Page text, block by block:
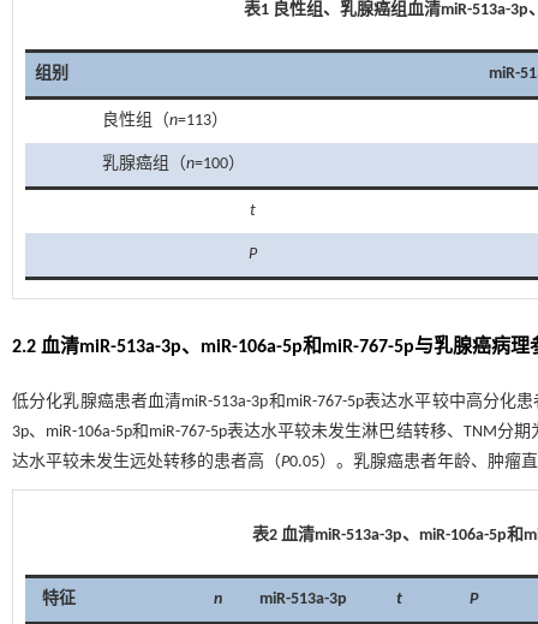
表1 良性组、乳腺癌组血清miR-513a-3p
组别 miR-
良性组（n=113）
乳腺癌组（n=100）
t
P
2.2 血清miR-513a-3p、miR-106a-5p和miR-767-5p与乳腺癌病
低分化乳腺癌患者血清miR-513a-3p和miR-767-5p表达水平较中高分化
3p、miR-106a-5p和miR-767-5p表达水平较未发生淋巴结转移、TNM分
达水平较未发生远处转移的患者高（P0.05）。乳腺癌患者年龄、肿瘤
表2 血清miR-513a-3p、miR-106a-5p和
特征 n miR-513a-3p t P